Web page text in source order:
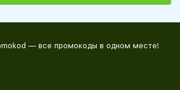
— все промокоды в одном месте!